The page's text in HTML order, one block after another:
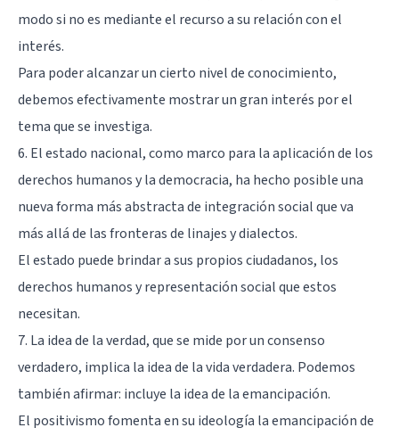
modo si no es mediante el recurso a su relación con el
interés.
Para poder alcanzar un cierto nivel de conocimiento,
debemos efectivamente mostrar un gran interés por el
tema que se investiga.
6. El estado nacional, como marco para la aplicación de los
derechos humanos y la democracia, ha hecho posible una
nueva forma más abstracta de integración social que va
más allá de las fronteras de linajes y dialectos.
El estado puede brindar a sus propios ciudadanos, los
derechos humanos y representación social que estos
necesitan.
7. La idea de la verdad, que se mide por un consenso
verdadero, implica la idea de la vida verdadera. Podemos
también afirmar: incluye la idea de la emancipación.
El positivismo fomenta en su ideología la emancipación de